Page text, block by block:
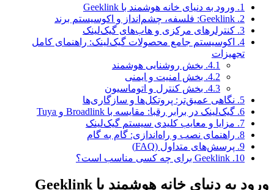
1. ورود به دنیای خانه هوشمند با Geeklink
2.
3. کنترلرهای مرکزی و هاب‌های گیک‌لینک
4.
اکوسیستم جامع محصولات گیک‌لینک: راهنمای کامل
تجهیزات
4.1. بخش روشنایی هوشمند
4.2. بخش امنیت و ایمنی
4.3. بخش کنترل و اتوماسیون
5. نگاهی عمیق‌تر: پروتکل‌ها و سازگاری‌ها
6. گیک‌لینک در برابر رقبا: مقایسه با Broadlink و Tuya
7. مزایا و معایب کلیدی سیستم گیک‌لینک
8. راهنمای نصب و راه‌اندازی: گام به گام
9. پرسش‌های متداول (FAQ)
10.
ورود به دنیای خانه هوشمند با Geeklink